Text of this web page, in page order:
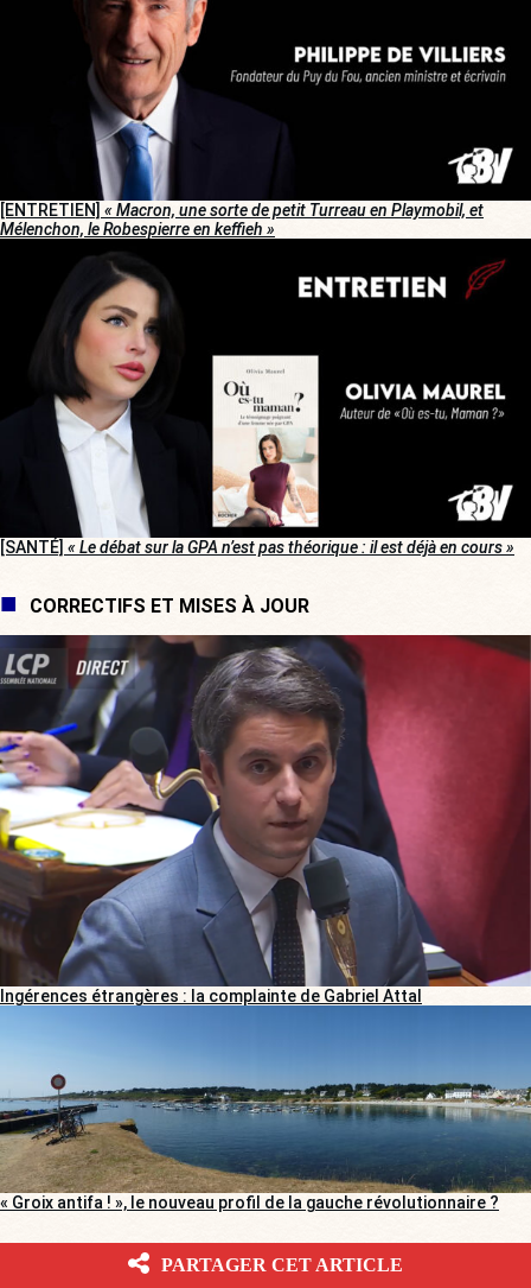
[ENTRETIEN] « Macron, une sorte de petit Turreau en Playmobil, et
Mélenchon, le Robespierre en keffieh »
[SANTÉ] « Le débat sur la GPA n’est pas théorique : il est déjà en cours »
CORRECTIFS ET MISES À JOUR
Ingérences étrangères : la complainte de Gabriel Attal
« Groix antifa ! », le nouveau profil de la gauche révolutionnaire ?
ÉVÉNEMENT BOULEVARD VOLTAIRE
PARTAGER CET ARTICLE